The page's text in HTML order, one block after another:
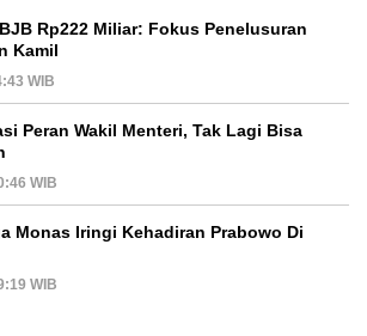
Rp222 Miliar: Fokus Penelusuran
Kamil
WIB
Peran Wakil Menteri, Tak Lagi Bisa
WIB
Monas Iringi Kehadiran Prabowo Di
WIB